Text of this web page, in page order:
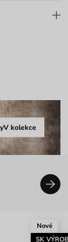
kolekce
Nové
SK